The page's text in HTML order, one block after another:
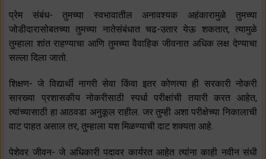
प्रेम संबंध- तुमच्या स्वभावातील अनावश्यक अहंकारामुळे तुमच्या
जोडीदारासोबतच्या तुमच्या नातेसंबंधात चढ-उतार येऊ शकतात, त्यामुळे
तुम्हाला शांत राहण्याचा आणि तुमच्या वैवाहिक जीवनात अधिक लक्ष देण्याचा
सल्ला दिला जातो.
शिक्षण- जे विद्यार्थी नागरी सेवा किंवा इतर कोणत्या ही सरकारी नोकरी
सारख्या प्रशासकीय नोकरीसाठी स्पर्धा परीक्षांची तयारी करत आहेत,
त्यांच्यासाठी हा आठवडा अनुकूल राहील. जर तुम्ही अशा परीक्षेच्या निकालाची
वाट पाहत असाल तर, तुम्हाला यश मिळण्याची दाट शक्यता आहे.
पेशेवर जीवन- जे अधिकारी पदावर कार्यरत आहेत त्यांना काही नवीन संधी